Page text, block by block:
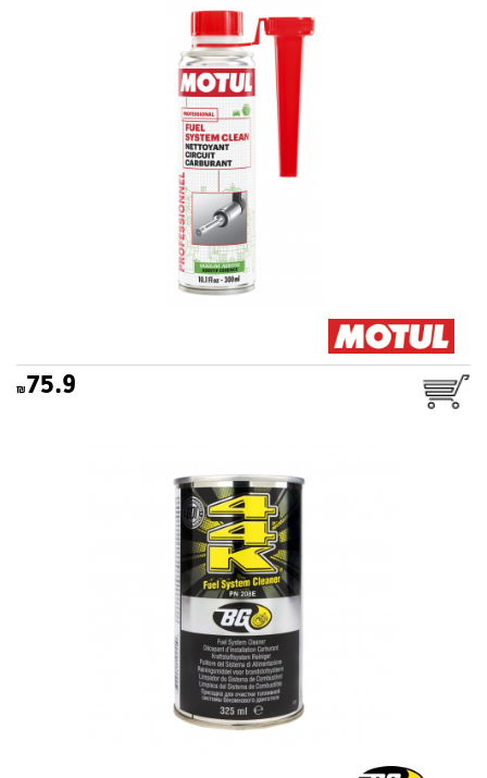
תוסף ניקוי מערכת דלק מנוע
בנזין 300ML MOTUL 107809
75.9
תוסף דלק (בנזין) BG 44K